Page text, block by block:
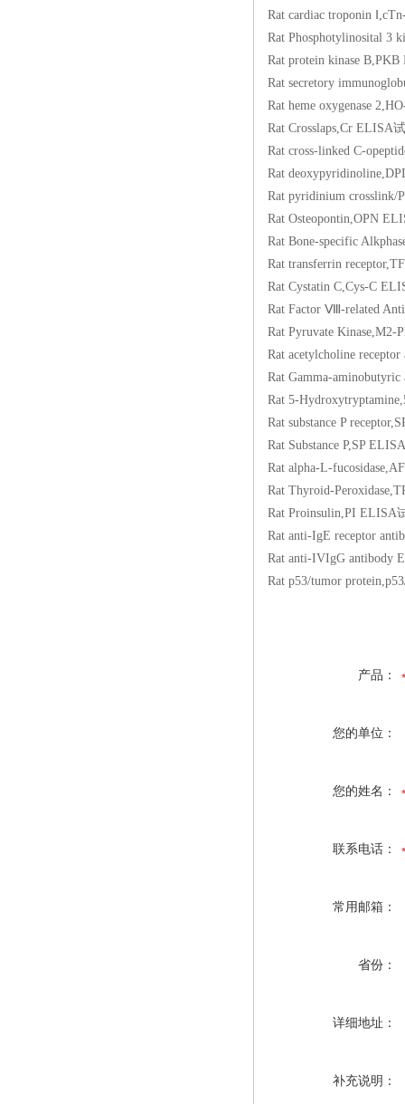
Rat cardiac troponin
Rat Phosphotylinosital 3
Rat protein kinase
Rat secretory
Rat heme oxygenase
Rat Crosslaps,Cr
Rat cross-linked C-
Rat
Rat pyridinium
Rat Osteopontin,OPN
Rat Bone-specific
Rat transferrin
Rat Cystatin C,Cys-C
Rat Factor Ⅷ-related
Rat Pyruvate
Rat acetylcholine
Rat Gamma-
Rat 5-
Rat substance P
Rat Substance P,SP
Rat alpha-L-
Rat Thyroid-
Rat Proinsulin,PI
Rat anti-IgE receptor
Rat anti-IVIgG antibody
Rat p53/tumor
产品：
您的单位：
您的姓名：
联系电话：
常用邮箱：
省份：
详细地址：
补充说明：